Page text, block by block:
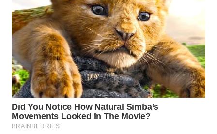
WN
TANJUNG
LESUNG
WN
KARO
WN
SIMALUNGUN
WN